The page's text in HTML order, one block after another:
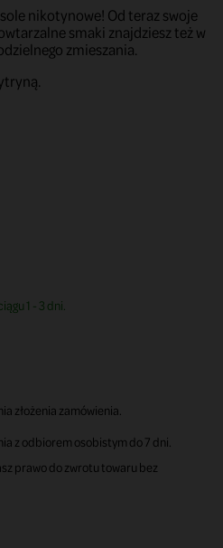
nikotynowe! Od teraz swoje
smaki znajdziesz też w
zmieszania.
1 - 3 dni.
złożenia zamówienia.
z odbiorem osobistym do 7 dni.
prawo do zwrotu towaru bez